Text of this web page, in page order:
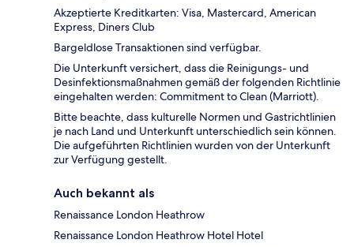
Akzeptierte Kreditkarten: Visa, Mastercard, American
Express, Diners Club
Bargeldlose Transaktionen sind verfügbar.
Die Unterkunft versichert, dass die Reinigungs- und
Desinfektionsmaßnahmen gemäß der folgenden Richtlinie
eingehalten werden: Commitment to Clean (Marriott).
Bitte beachte, dass kulturelle Normen und Gastrichtlinien
je nach Land und Unterkunft unterschiedlich sein können.
Die aufgeführten Richtlinien wurden von der Unterkunft
zur Verfügung gestellt.
Auch bekannt als
Renaissance London Heathrow
Renaissance London Heathrow Hotel Hotel